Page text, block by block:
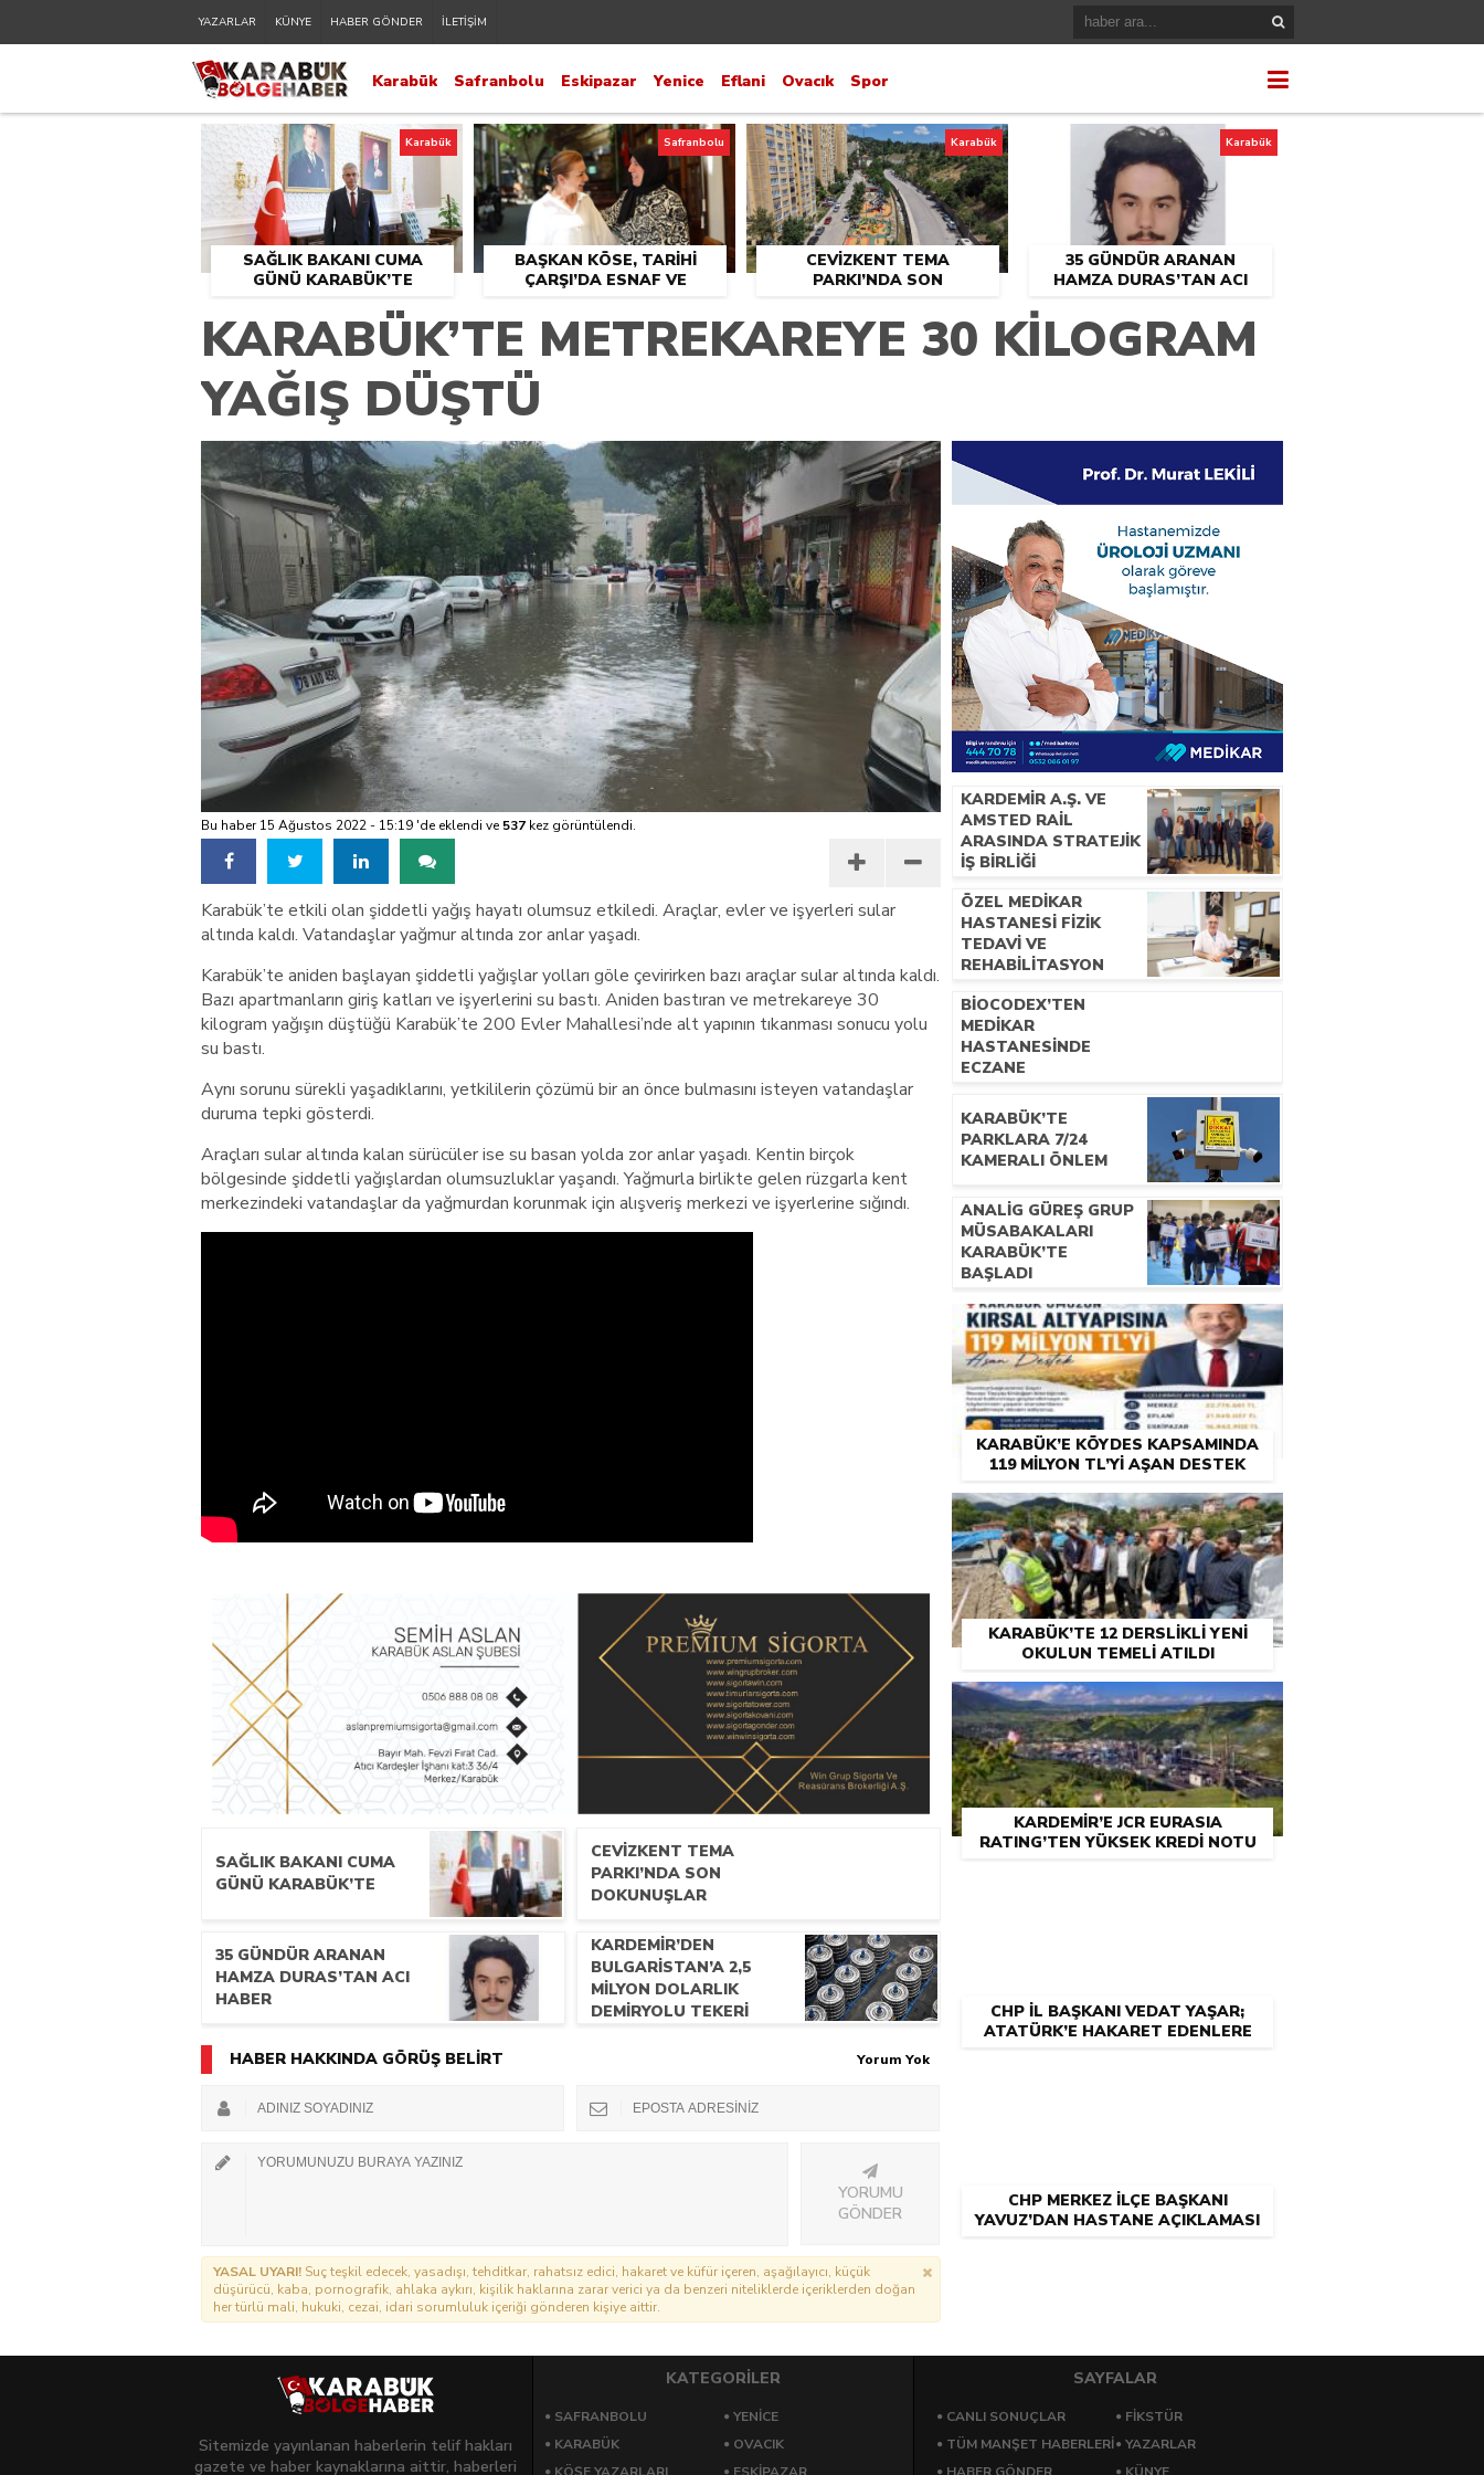
YAZARLAR KÜNYE HABER GÖNDER İLETİŞİM
Karabük Safranbolu Eskipazar Yenice Eflani Ovacık Spor
SAĞLIK BAKANI CUMA
GÜNÜ KARABÜK’TE
Karabük
BAŞKAN KÖSE, TARİHİ
ÇARŞI’DA ESNAF VE
Safranbolu
CEVİZKENT TEMA
PARKI’NDA SON
Karabük
35 GÜNDÜR ARANAN
HAMZA DURAS’TAN ACI
Karabük
KARABÜK’TE METREKAREYE 30 KİLOGRAM
YAĞIŞ DÜŞTÜ
Bu haber 15 Ağustos 2022 - 15:19 'de eklendi ve 537 kez görüntülendi.
Karabük’te etkili olan şiddetli yağış hayatı olumsuz etkiledi. Araçlar, evler ve işyerleri sular
altında kaldı. Vatandaşlar yağmur altında zor anlar yaşadı.
Karabük’te aniden başlayan şiddetli yağışlar yolları göle çevirirken bazı araçlar sular altında kaldı.
Bazı apartmanların giriş katları ve işyerlerini su bastı. Aniden bastıran ve metrekareye 30
kilogram yağışın düştüğü Karabük’te 200 Evler Mahallesi’nde alt yapının tıkanması sonucu yolu
su bastı.
Aynı sorunu sürekli yaşadıklarını, yetkililerin çözümü bir an önce bulmasını isteyen vatandaşlar
duruma tepki gösterdi.
Araçları sular altında kalan sürücüler ise su basan yolda zor anlar yaşadı. Kentin birçok
bölgesinde şiddetli yağışlardan olumsuzluklar yaşandı. Yağmurla birlikte gelen rüzgarla kent
merkezindeki vatandaşlar da yağmurdan korunmak için alışveriş merkezi ve işyerlerine sığındı.
SAĞLIK BAKANI CUMA
GÜNÜ KARABÜK’TE
CEVİZKENT TEMA
PARKI’NDA SON
DOKUNUŞLAR
35 GÜNDÜR ARANAN
HAMZA DURAS’TAN ACI
HABER
KARDEMİR’DEN
BULGARİSTAN’A 2,5
MİLYON DOLARLIK
DEMİRYOLU TEKERİ
HABER HAKKINDA GÖRÜŞ BELİRT
Yorum Yok
YORUMU
GÖNDER
YASAL UYARI! Suç teşkil edecek, yasadışı, tehditkar, rahatsız edici, hakaret ve küfür içeren, aşağılayıcı, küçük
düşürücü, kaba, pornografik, ahlaka aykırı, kişilik haklarına zarar verici ya da benzeri niteliklerde içeriklerden doğan
her türlü mali, hukuki, cezai, idari sorumluluk içeriği gönderen kişiye aittir.
KARDEMİR A.Ş. VE
AMSTED RAİL
ARASINDA STRATEJİK
İŞ BİRLİĞİ
ÖZEL MEDİKAR
HASTANESİ FİZİK
TEDAVİ VE
REHABİLİTASYON
NECDET ÇATALBAŞ
İLE RÖPORTAJ
BİOCODEX’TEN
MEDİKAR
HASTANESİNDE
ECZANE
YÖNELİK EĞİTİM
PROGRAMI
KARABÜK’TE
PARKLARA 7/24
KAMERALI ÖNLEM
ANALİG GÜREŞ GRUP
MÜSABAKALARI
KARABÜK’TE
BAŞLADI
KARABÜK’E KÖYDES KAPSAMINDA
119 MİLYON TL’Yİ AŞAN DESTEK
KARABÜK’TE 12 DERSLİKLİ YENİ
OKULUN TEMELİ ATILDI
KARDEMİR’E JCR EURASIA
RATING’TEN YÜKSEK KREDİ NOTU
CHP İL BAŞKANI VEDAT YAŞAR;
ATATÜRK’E HAKARET EDENLERE
CHP MERKEZ İLÇE BAŞKANI
YAVUZ’DAN HASTANE AÇIKLAMASI
Sitemizde yayınlanan haberlerin telif hakları
gazete ve haber kaynaklarına aittir, haberleri
KATEGORİLER
SAFRANBOLU
YENICE
KARABÜK
OVACIK
SAYFALAR
CANLI SONUÇLAR
FİKSTÜR
TÜM MANŞET HABERLERİ
YAZARLAR